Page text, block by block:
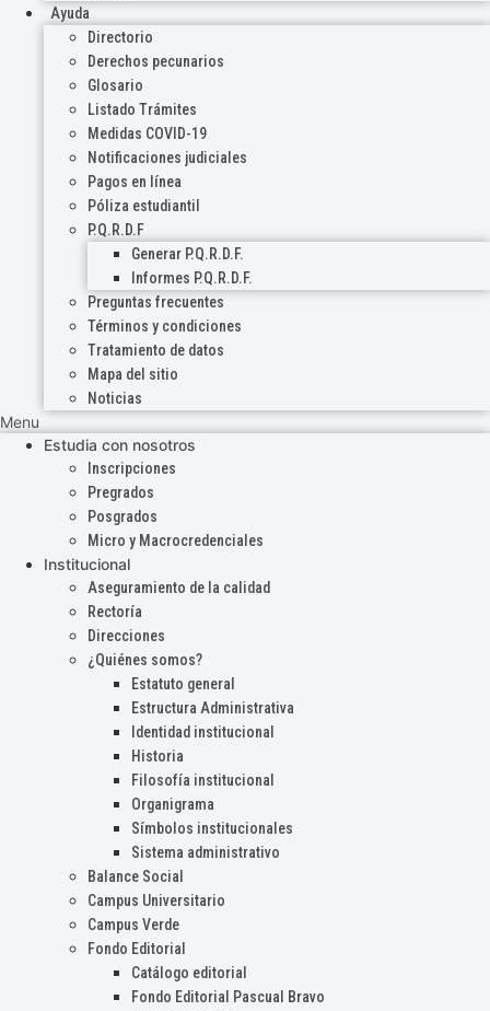
Ayuda
Directorio
Derechos pecunarios
Glosario
Listado Trámites
Medidas COVID-19
Notificaciones judiciales
Pagos en línea
Póliza estudiantil
P.Q.R.D.F
Generar P.Q.R.D.F.
Informes P.Q.R.D.F.
Preguntas frecuentes
Términos y condiciones
Tratamiento de datos
Mapa del sitio
Noticias
Menu
Estudia con nosotros
Inscripciones
Pregrados
Posgrados
Micro y Macrocredenciales
Institucional
Aseguramiento de la calidad
Rectoría
Direcciones
¿Quiénes somos?
Estatuto general
Estructura Administrativa
Identidad institucional
Historia
Filosofía institucional
Organigrama
Símbolos institucionales
Sistema administrativo
Balance Social
Campus Universitario
Campus Verde
Fondo Editorial
Catálogo editorial
Fondo Editorial Pascual Bravo